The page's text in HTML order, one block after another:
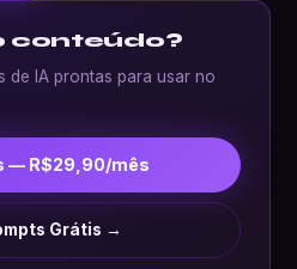
conteúdo?
de IA prontas para usar no
— R$29,90/mês
Grátis →